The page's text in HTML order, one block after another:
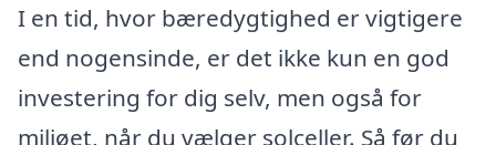
I en tid, hvor bæredygtighed er vigtigere
end nogensinde, er det ikke kun en god
investering for dig selv, men også for
miljøet, når du vælger solceller. Så før du